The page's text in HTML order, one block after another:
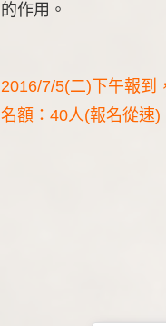
的作用。
2016/7/5(二)下午報到
名額：40人(報名從速)